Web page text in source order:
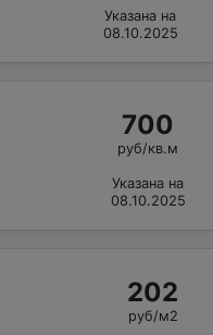
Указана на
08.10.2025
700
руб/кв.м
Указана на
08.10.2025
202
руб/м2